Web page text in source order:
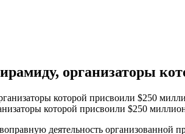
организаторы
которой присвоили $250
деятельность организованной